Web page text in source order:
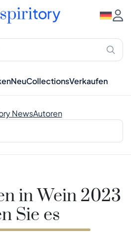
NeuCollectionsVerkaufen
NewsAutoren
in Wein 2023
Sie es